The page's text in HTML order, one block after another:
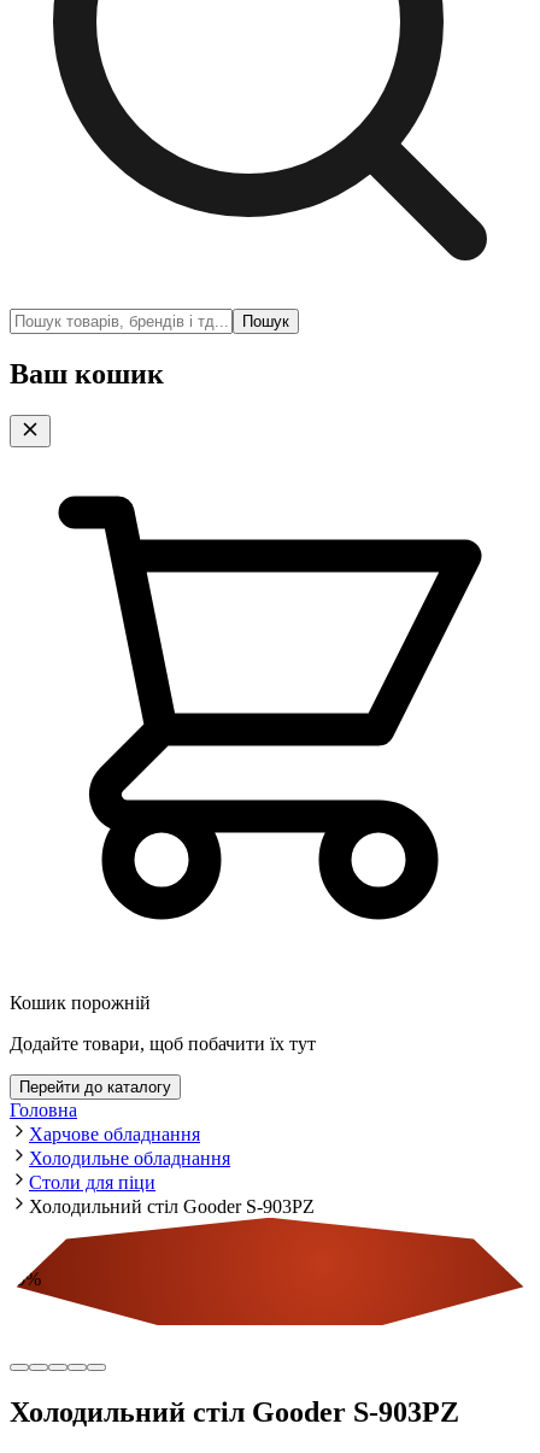
Пошук
Ваш кошик
Кошик порожній
Додайте товари, щоб побачити їх тут
Перейти до каталогу
Головна
Харчове обладнання
Холодильне обладнання
Столи для піци
Холодильний стіл Gooder S-903PZ
5%
Холодильний стіл Gooder S-903PZ